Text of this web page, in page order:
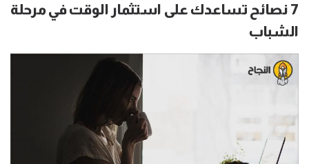
7 نصائح تساعدك على استثمار الوقت في مرحلة
الشباب